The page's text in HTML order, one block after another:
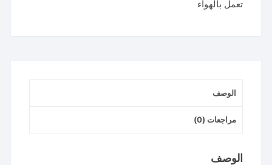
بلاستيك
تعمل بالهواء
الوصف
مراجعات (0)
الوصف